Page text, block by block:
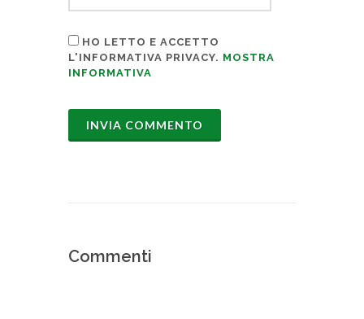
HO LETTO E ACCETTO
L'INFORMATIVA PRIVACY. MOSTRA
INFORMATIVA
Commenti